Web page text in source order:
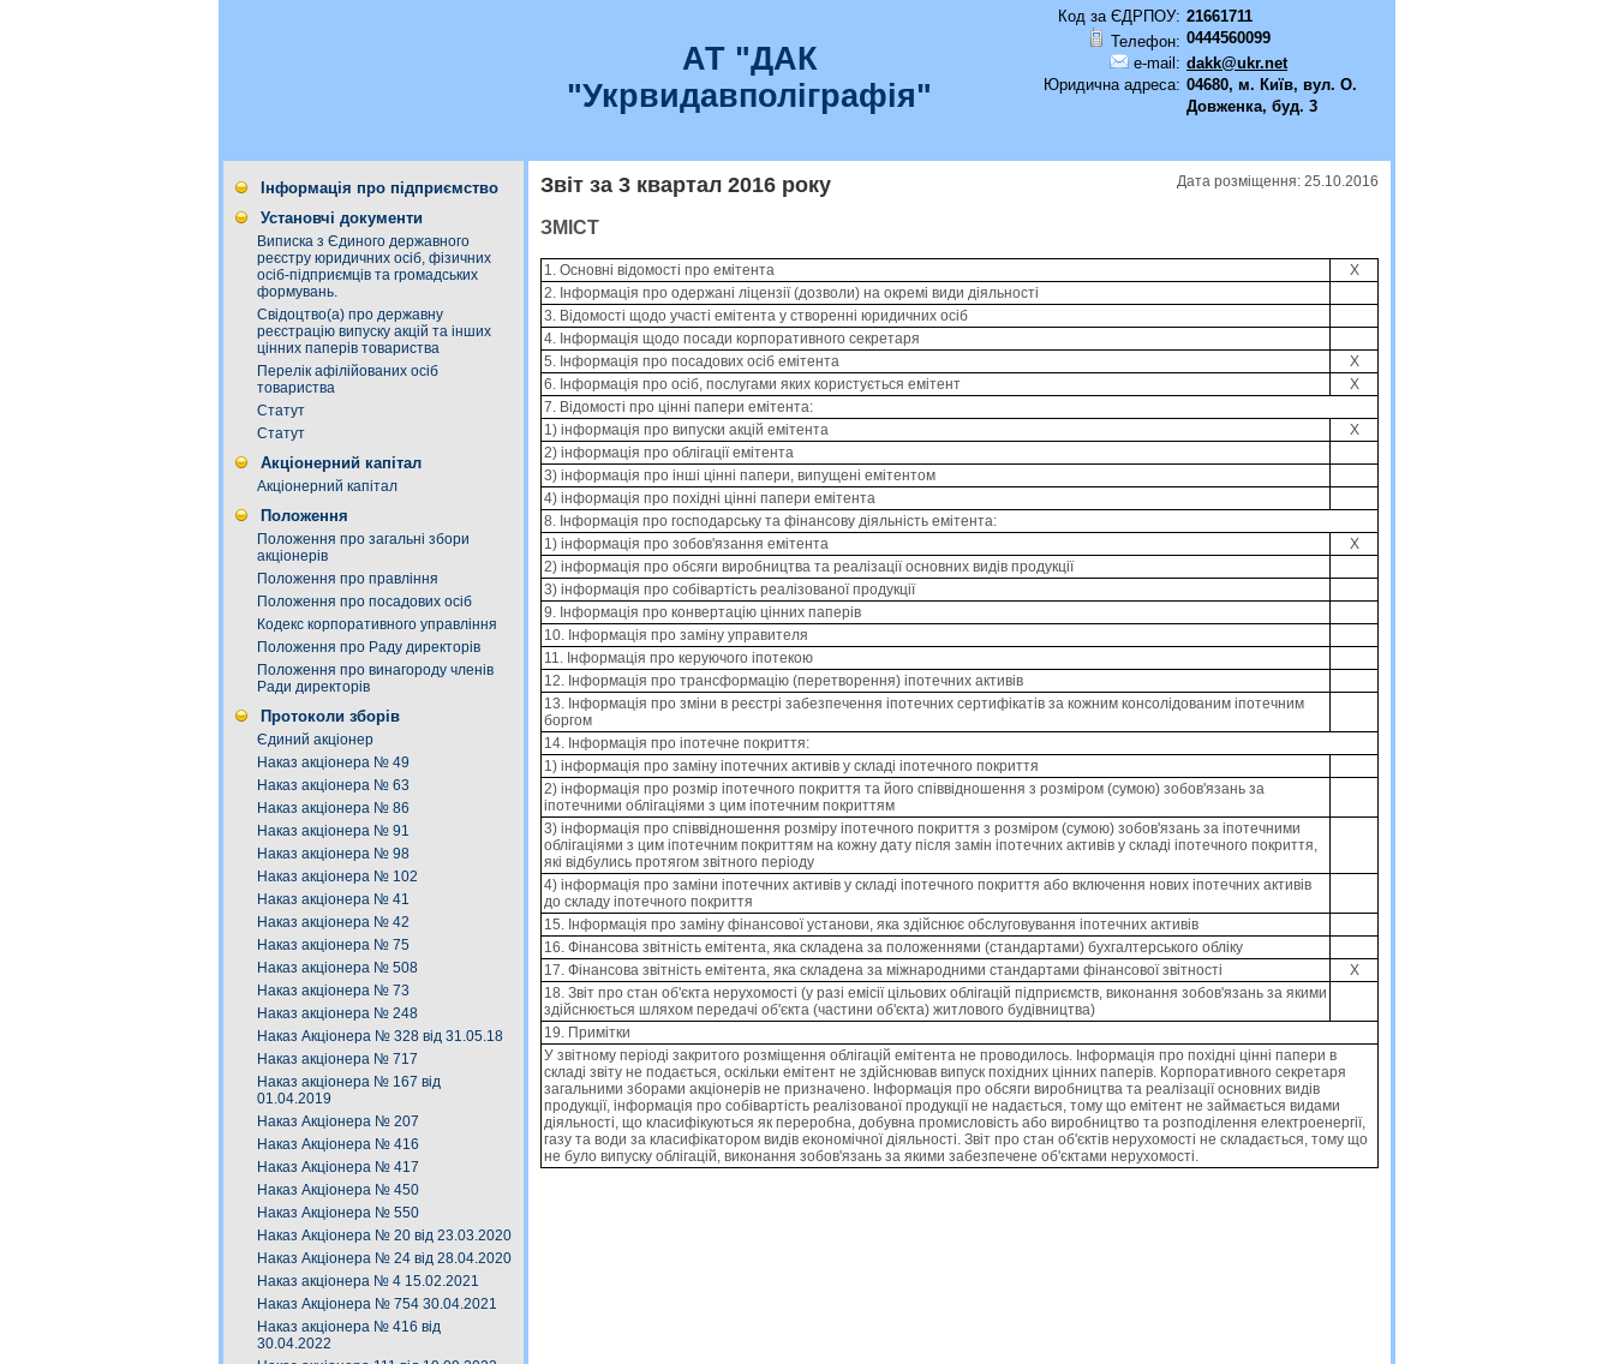
АТ "ДАК
"Укрвидавполіграфія"
Код за ЄДРПОУ: 21661711
Телефон: 0444560099
e-mail: dakk@ukr.net
Юридична адреса: 04680, м. Київ, вул. О.
Довженка, буд. 3
Інформація про підприємство
Установчі документи
Виписка з Єдиного державного
реєстру юридичних осіб, фізичних
осіб-підприємців та громадських
формувань.
Свідоцтво(а) про державну
реєстрацію випуску акцій та інших
цінних паперів товариства
Перелік афілійованих осіб
товариства
Статут
Статут
Акціонерний капітал
Акціонерний капітал
Положення
Положення про загальні збори
акціонерів
Положення про правління
Положення про посадових осіб
Кодекс корпоративного управління
Положення про Раду директорів
Положення про винагороду членів
Ради директорів
Протоколи зборів
Єдиний акціонер
Наказ акціонера № 49
Наказ акціонера № 63
Наказ акціонера № 86
Наказ акціонера № 91
Наказ акціонера № 98
Наказ акціонера № 102
Наказ акціонера № 41
Наказ акціонера № 42
Наказ акціонера № 75
Наказ акціонера № 508
Наказ акціонера № 73
Наказ акціонера № 248
Наказ Акціонера № 328 від 31.05.18
Наказ акціонера № 717
Наказ акціонера № 167 від
01.04.2019
Наказ Акціонера № 207
Наказ Акціонера № 416
Наказ Акціонера № 417
Наказ Акціонера № 450
Наказ Акціонера № 550
Наказ Акціонера № 20 від 23.03.2020
Наказ Акціонера № 24 від 28.04.2020
Наказ акціонера № 4 15.02.2021
Наказ Акціонера № 754 30.04.2021
Наказ акціонера № 416 від
30.04.2022
Дата розміщення: 25.10.2016
Звіт за 3 квартал 2016 року
ЗМІСТ
1. Основні відомості про емітента
X
2. Інформація про одержані ліцензії (дозволи) на окремі види діяльності
3. Відомості щодо участі емітента у створенні юридичних осіб
4. Інформація щодо посади корпоративного секретаря
5. Інформація про посадових осіб емітента
X
6. Інформація про осіб, послугами яких користується емітент
X
7. Відомості про цінні папери емітента:
1) інформація про випуски акцій емітента
X
2) інформація про облігації емітента
3) інформація про інші цінні папери, випущені емітентом
4) інформація про похідні цінні папери емітента
8. Інформація про господарську та фінансову діяльність емітента:
1) інформація про зобов'язання емітента
X
2) інформація про обсяги виробництва та реалізації основних видів продукції
3) інформація про собівартість реалізованої продукції
9. Інформація про конвертацію цінних паперів
10. Інформація про заміну управителя
11. Інформація про керуючого іпотекою
12. Інформація про трансформацію (перетворення) іпотечних активів
13. Інформація про зміни в реєстрі забезпечення іпотечних сертифікатів за кожним консолідованим іпотечним
боргом
14. Інформація про іпотечне покриття:
1) інформація про заміну іпотечних активів у складі іпотечного покриття
2) інформація про розмір іпотечного покриття та його співвідношення з розміром (сумою) зобов'язань за
іпотечними облігаціями з цим іпотечним покриттям
3) інформація про співвідношення розміру іпотечного покриття з розміром (сумою) зобов'язань за іпотечними
облігаціями з цим іпотечним покриттям на кожну дату після замін іпотечних активів у складі іпотечного покриття,
які відбулись протягом звітного періоду
4) інформація про заміни іпотечних активів у складі іпотечного покриття або включення нових іпотечних активів
до складу іпотечного покриття
15. Інформація про заміну фінансової установи, яка здійснює обслуговування іпотечних активів
16. Фінансова звітність емітента, яка складена за положеннями (стандартами) бухгалтерського обліку
17. Фінансова звітність емітента, яка складена за міжнародними стандартами фінансової звітності
X
18. Звіт про стан об'єкта нерухомості (у разі емісії цільових облігацій підприємств, виконання зобов'язань за якими
здійснюється шляхом передачі об'єкта (частини об'єкта) житлового будівництва)
19. Примітки
У звiтному перiодi закритого розмiщення облiгацiй емiтента не проводилось. Iнформацiя про похiднi цiннi папери в
складi звiту не подається, оскiльки емiтент не здiйснював випуск похiдних цiнних паперiв. Корпоративного секретаря
загальними зборами акцiонерiв не призначено. Iнформацiя про обсяги виробництва та реалiзацiї основних видiв
продукцiї, iнформацiя про собiвартiсть реалiзованої продукцiї не надається, тому що емiтент не займається видами
дiяльностi, що класифiкуються як переробна, добувна промисловiсть або виробництво та розподiлення електроенергiї,
газу та води за класифiкатором видiв економiчної дiяльностi. Звiт про стан об'єктiв нерухомостi не складається, тому що
не було випуску облiгацiй, виконання зобов'язань за якими забезпечене об'єктами нерухомостi.